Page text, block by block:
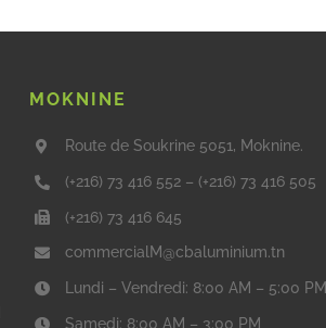
MOKNINE
Route de Soukrine 5051, Moknine.
(+216) 73 416 552 – (+216) 73 416 505
(+216) 73 416 645
commercialM@cbaluminium.tn
Lundi – Vendredi: 8:00 AM – 5:00 PM
Samedi: 8:00 AM – 3:00 PM